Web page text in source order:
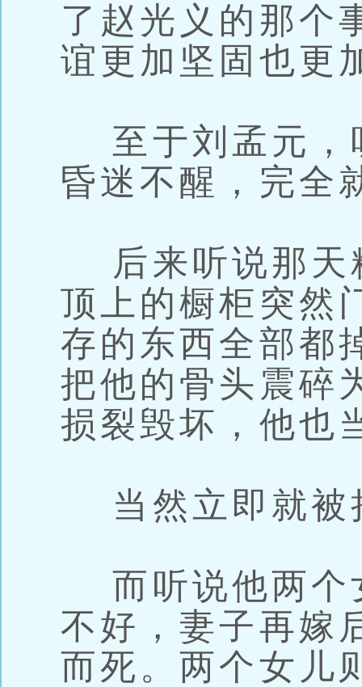
了赵光义的那个
谊更加坚固也更
至于刘孟元，
昏迷不醒，完全
后来听说那天
顶上的橱柜突然
存的东西全部都
把他的骨头震碎
损裂毁坏，他也
当然立即就被
而听说他两个
不好，妻子再嫁
而死。两个女儿